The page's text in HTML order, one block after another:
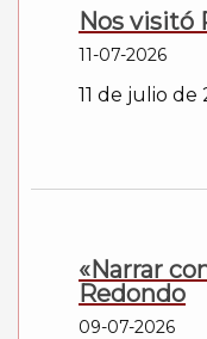
Nos visitó
11-07-2026
11 de julio
«Narrar
Redondo
09-07-2026